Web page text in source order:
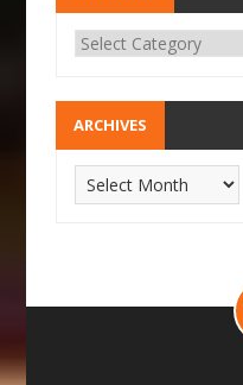
ARCHIVES